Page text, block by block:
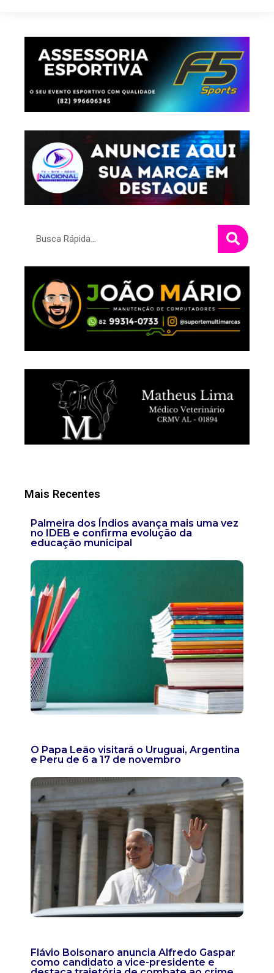
Mais Recentes
Palmeira dos Índios avança mais uma vez
no IDEB e confirma evolução da
educação municipal
O Papa Leão visitará o Uruguai, Argentina
e Peru de 6 a 17 de novembro
Flávio Bolsonaro anuncia Alfredo Gaspar
como candidato a vice-presidente e